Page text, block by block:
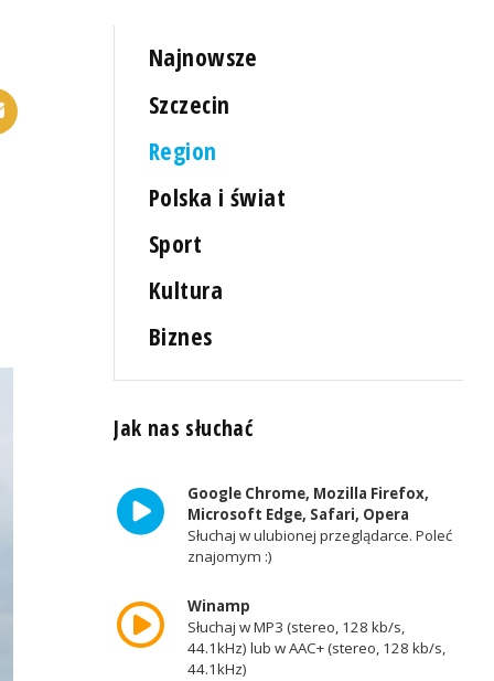
Najnowsze
Szczecin
Region
Polska i świat
Sport
Kultura
Biznes
Jak nas słuchać
Google Chrome, Mozilla Firefox,
Microsoft Edge, Safari, Opera
Słuchaj w ulubionej przeglądarce. Poleć
znajomym :)
Winamp
Słuchaj w MP3 (stereo, 128 kb/s,
44.1kHz) lub w AAC+ (stereo, 128 kb/s,
44.1kHz)